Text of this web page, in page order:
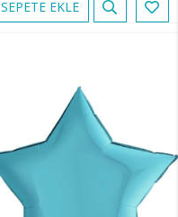
SEPETE EKLE